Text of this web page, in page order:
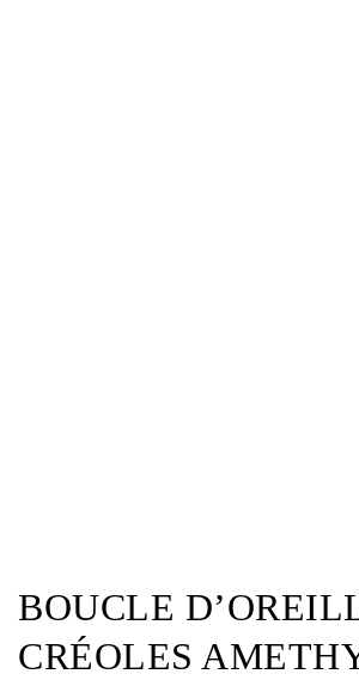
BOUCLE
CRÉOLES